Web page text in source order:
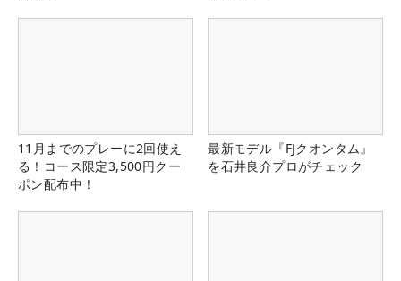
11月までのプレーに2回使え
る！コース限定3,500円クー
ポン配布中！
最新モデル『FJクオンタム』
を石井良介プロがチェック